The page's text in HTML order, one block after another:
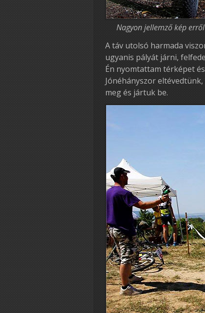
Nagyon jellemző kép
A táv utolsó harmada
ugyanis pályát járni,
Én nyomtattam térképet
Jónéhányszor
meg és jártuk be.